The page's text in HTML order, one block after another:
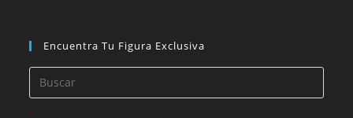
Encuentra Tu Figura Exclusiva